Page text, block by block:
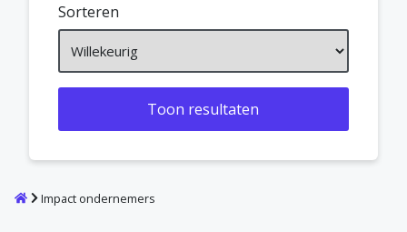
Sorteren
Toon resultaten
HomeImpact ondernemers